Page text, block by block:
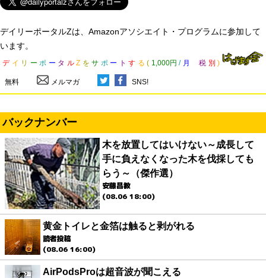
デイリーポータルZは、Amazonアソシエイト・プログラムに参加して
います。
デ イ リ ー ポ ー タ ル Z を サ ポ ー ト す る ( 1,000円 / 月 税 別 )
無料 メルマガ SNS!
バックナンバー
木を放置してはいけない～成長して
手に負えなくなった木を伐採しても
らう～（傑作選）
安藤昌教
(08.06 18:00)
黄金トイレと金箔は触ると剥がれる
読者投稿
(08.06 16:00)
AirPodsProは超音波が聞こえる